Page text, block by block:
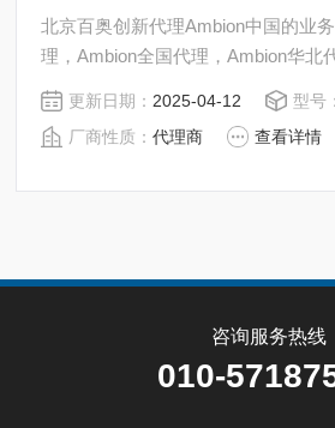
北京百奥创新代理Ambion中国的业
理，Ambion全国代理，Ambion华北
更新日期： 2025-04-12
型号：
厂商性质：代理商 查看详情
咨询服务热线
010-